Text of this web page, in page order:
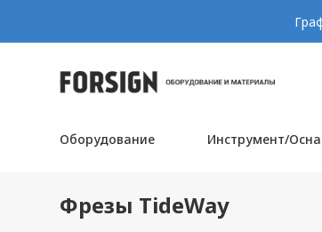
Оборудование Инструмент/
Фрезы TideWay